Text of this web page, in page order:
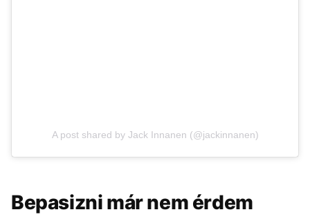
A post shared by Jack Innanen (@jackinnanen)
Bepasizni már nem érdem